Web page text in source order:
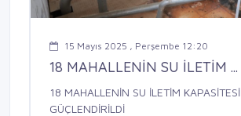
15 Mayıs 2025 , Perşembe 12:20
18 MAHALLENİN SU İLETİM ...
18 MAHALLENİN SU İLETİM KAPASİTESİ
GÜÇLENDİRİLDİ